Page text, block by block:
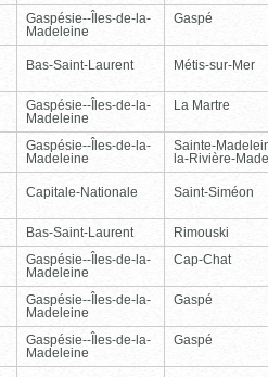
Gaspésie--Îles-de-la-
Madeleine
Gaspé
Bas-Saint-Laurent Métis-sur-Mer
Gaspésie--Îles-de-la-
Madeleine
La Martre
Gaspésie--Îles-de-la-
Madeleine
Sainte-
la-Rivière-
Capitale-Nationale Saint-Siméon
Bas-Saint-Laurent
Rimouski
Gaspésie--Îles-de-la-
Madeleine
Cap-Chat
Gaspésie--Îles-de-la-
Madeleine
Gaspé
Gaspésie--Îles-de-la-
Madeleine
Gaspé